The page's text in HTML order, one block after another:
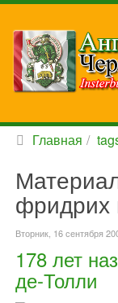
Главная
фридрих
Вторник, 16 сентября
178 лет
де-Толли